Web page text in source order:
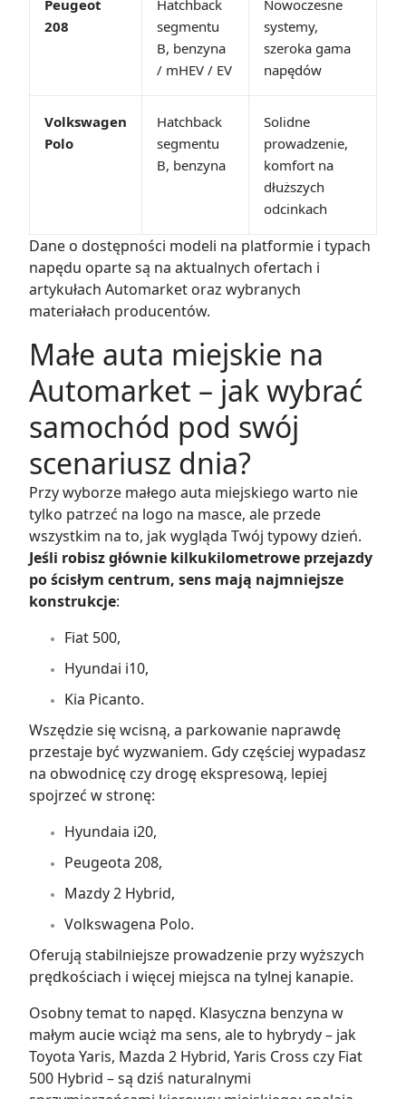
Peugeot
208
Hatchback
segmentu
B, benzyna
/ mHEV / EV
Nowoczesne
systemy,
szeroka gama
napędów
Volkswagen
Polo
Hatchback
segmentu
B, benzyna
Solidne
prowadzenie,
komfort na
dłuższych
odcinkach
Dane o dostępności modeli na platformie i typach
napędu oparte są na aktualnych ofertach i
artykułach Automarket oraz wybranych
materiałach producentów.
Małe auta miejskie na
Automarket – jak wybrać
samochód pod swój
scenariusz dnia?
Przy wyborze małego auta miejskiego warto nie
tylko patrzeć na logo na masce, ale przede
wszystkim na to, jak wygląda Twój typowy dzień.
Jeśli robisz głównie kilkukilometrowe przejazdy
po ścisłym centrum, sens mają najmniejsze
konstrukcje:
Fiat 500,
Hyundai i10,
Kia Picanto.
Wszędzie się wcisną, a parkowanie naprawdę
przestaje być wyzwaniem. Gdy częściej wypadasz
na obwodnicę czy drogę ekspresową, lepiej
spojrzeć w stronę:
Hyundaia i20,
Peugeota 208,
Mazdy 2 Hybrid,
Volkswagena Polo.
Oferują stabilniejsze prowadzenie przy wyższych
prędkościach i więcej miejsca na tylnej kanapie.
Osobny temat to napęd. Klasyczna benzyna w
małym aucie wciąż ma sens, ale to hybrydy – jak
Toyota Yaris, Mazda 2 Hybrid, Yaris Cross czy Fiat
500 Hybrid – są dziś naturalnymi